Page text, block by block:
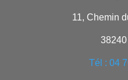
11, Chemin
Tél : 04